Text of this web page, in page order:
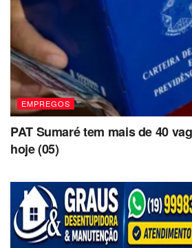
EMPREGOS
PAT Sumaré tem mais de 40
hoje (05)